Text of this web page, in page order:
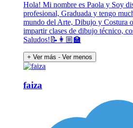
Hola! Mi nombre es Paola y Soy
profesional, Graduada y tengo
mundo del Arte, Dibujo y Costura
impartir clases de dibujo técnico,
Saludos!📝👩🏼‍🏫
+ Ver más - Ver menos
faiza